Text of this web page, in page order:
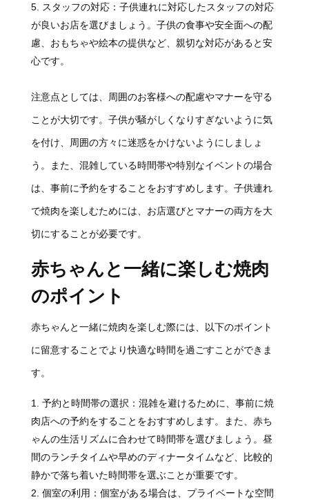
スタッフの対応：子供連れに対応したスタッフの対応
が良いお店を選びましょう。子供の食事や安全面への配
慮、おもちゃや絵本の提供など、親切な対応があると安
心です。
注意点としては、周囲のお客様への配慮やマナーを守る
ことが大切です。子供が騒がしくなりすぎないように気
を付け、周囲の方々に迷惑をかけないようにしましょ
う。また、混雑している時間帯や特別なイベントの場合
は、事前に予約をすることをおすすめします。子供連れ
で焼肉を楽しむためには、お店選びとマナーの両方を大
切にすることが必要です。
赤ちゃんと一緒に楽しむ焼肉
のポイント
赤ちゃんと一緒に焼肉を楽しむ際には、以下のポイント
に留意することでより快適な時間を過ごすことができま
す。
予約と時間帯の選択：混雑を避けるために、事前に焼
肉店への予約をすることをおすすめします。また、赤ち
ゃんの生活リズムに合わせて時間帯を選びましょう。昼
間のランチタイムや早めのディナータイムなど、比較的
静かで落ち着いた時間帯を選ぶことが重要です。
個室の利用：個室がある場合は、プライベートな空間